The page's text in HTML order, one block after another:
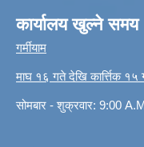
कार्यालय खुल्ने समय
गर्मीयाम
माघ १६ गते देखि कार्त्तिक १५
सोमबार - शुक्रवार: 9:00